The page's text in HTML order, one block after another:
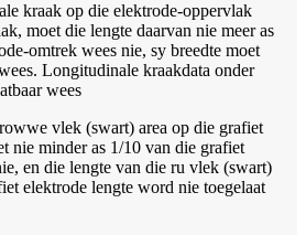
kraak op die elektrode-oppervlak
moet die lengte daarvan nie meer as
omtrek wees nie, sy breedte moet
Longitudinale kraakdata onder
wees
vlek (swart) area op die grafiet
nie minder as 1/10 van die grafiet
en die lengte van die ru vlek (swart)
elektrode lengte word nie toegelaat